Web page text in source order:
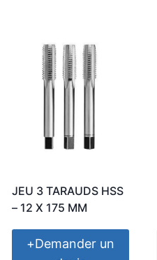
JEU 3 TARAUDS HSS
– 12 X 175 MM
+Demander un